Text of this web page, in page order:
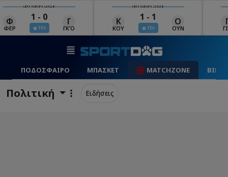
UEFA EUROPA LEAGUE
Κ 1 - 1
ΤΕΛ ΟΥΝ
UEFA EUROPA LEAGUE
ΓΙΑ
2 - 1
ΤΕΛ
Ρ
ΡΈΙ ΜΑΚ
ΠΟΔΟΣΦΑΙΡΟ ΜΠΑΣΚΕΤ MATCHZONE
Πολιτική Ειδήσεις